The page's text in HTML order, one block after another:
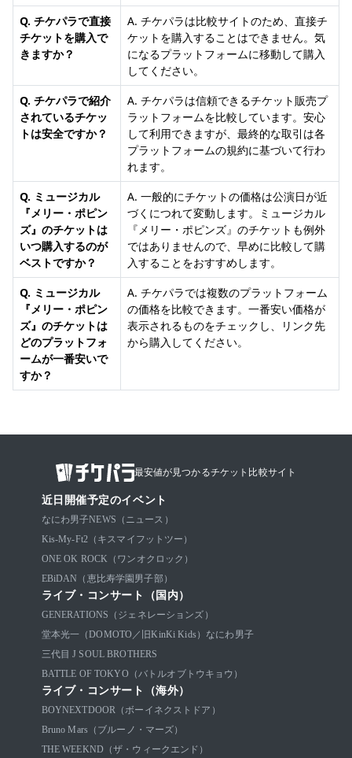
Q. チケパラで直接
チケットを購入で
きますか？
A. チケパラは比較サイトのため、直接チ
ケットを購入することはできません。気
になるプラットフォームに移動して購入
してください。
Q. チケパラで紹介
されているチケッ
トは安全ですか？
A. チケパラは信頼できるチケット販売プ
ラットフォームを比較しています。安心
して利用できますが、最終的な取引は各
プラットフォームの規約に基づいて行わ
れます。
Q. ミュージカル
『メリー・ポピン
ズ』のチケットは
いつ購入するのが
ベストですか？
A. 一般的にチケットの価格は公演日が近
づくにつれて変動します。ミュージカル
『メリー・ポピンズ』のチケットも例外
ではありませんので、早めに比較して購
入することをおすすめします。
Q. ミュージカル
『メリー・ポピン
ズ』のチケットは
どのプラットフォ
ームが一番安いで
すか？
A. チケパラでは複数のプラットフォーム
の価格を比較できます。一番安い価格が
表示されるものをチェックし、リンク先
から購入してください。
最安値が見つかるチケット比較サイト
近日開催予定のイベント
なにわ男子NEWS（ニュース）
Kis-My-Ft2（キスマイフットツー）
ONE OK ROCK（ワンオクロック）
EBiDAN（恵比寿学園男子部）
ライブ・コンサート（国内）
GENERATIONS（ジェネレーションズ）
堂本光一（DOMOTO／旧KinKi Kids） なにわ男子
三代目 J SOUL BROTHERS
BATTLE OF TOKYO（バトルオブトウキョウ）
ライブ・コンサート（海外）
BOYNEXTDOOR（ボーイネクストドア）
Bruno Mars（ブルーノ・マーズ）
THE WEEKND（ザ・ウィークエンド）